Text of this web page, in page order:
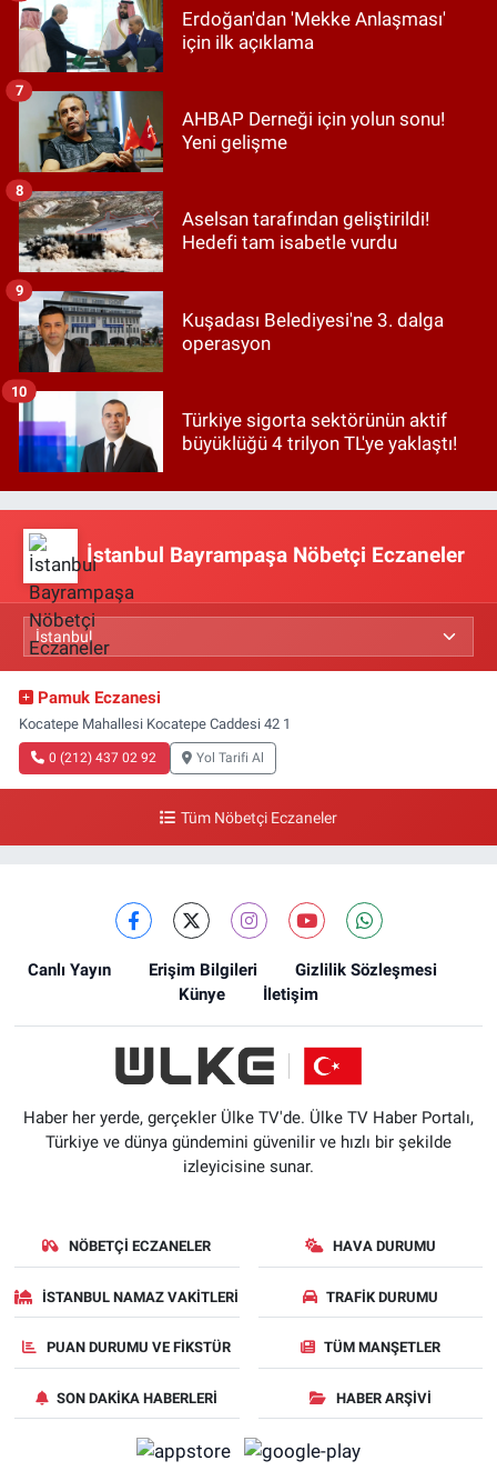
Erdoğan'dan 'Mekke Anlaşması'
için ilk açıklama
AHBAP Derneği için yolun sonu!
Yeni gelişme
7
Aselsan tarafından geliştirildi!
Hedefi tam isabetle vurdu
8
Kuşadası Belediyesi'ne 3. dalga
operasyon
9
Türkiye sigorta sektörünün aktif
büyüklüğü 4 trilyon TL'ye yaklaştı!
10
İstanbul Bayrampaşa Nöbetçi Eczaneler
Pamuk Eczanesi
Kocatepe Mahallesi Kocatepe Caddesi 42 1
0 (212) 437 02 92 Yol Tarifi Al
Tüm Nöbetçi Eczaneler
Canlı Yayın Erişim Bilgileri
Gizlilik Sözleşmesi
Künye
İletişim
Haber her yerde, gerçekler Ülke TV'de. Ülke TV Haber Portalı,
Türkiye ve dünya gündemini güvenilir ve hızlı bir şekilde
izleyicisine sunar.
NÖBETÇI ECZANELER HAVA DURUMU
İSTANBUL NAMAZ VAKITLERI TRAFIK DURUMU
PUAN DURUMU VE FIKSTÜR TÜM MANŞETLER
SON DAKIKA HABERLERI HABER ARŞIVI